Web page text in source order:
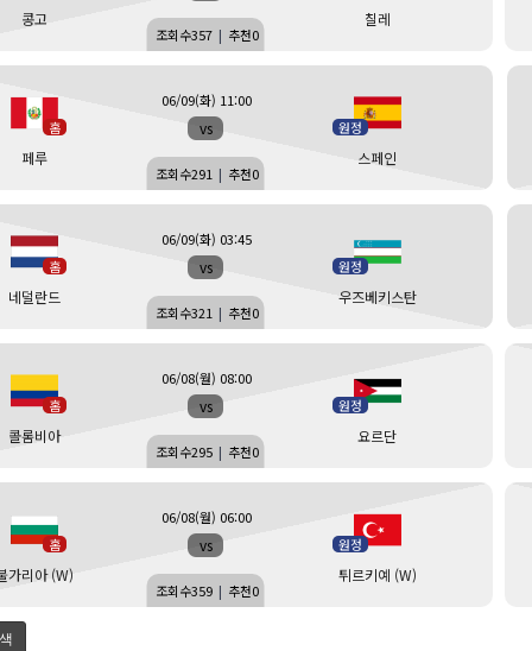
콩고 칠레
조회수357 | 추천0
홈
페루
vs 원정
스페인
06/09(화) 11:00
조회수291 | 추천0
홈
네덜란드
vs 원정
우즈베키스탄
06/09(화) 03:45
조회수321 | 추천0
홈
콜롬비아
vs 원정
요르단
06/08(월) 08:00
조회수295 | 추천0
홈
가리아 (W)
vs 원정
튀르키예 (W)
06/08(월) 06:00
조회수359 | 추천0